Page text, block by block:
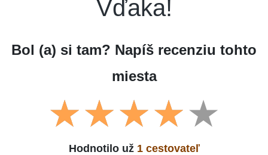
Vďaka!
Bol (a) si tam? Napíš recenziu tohto
miesta
Hodnotilo už 1 cestovateľ